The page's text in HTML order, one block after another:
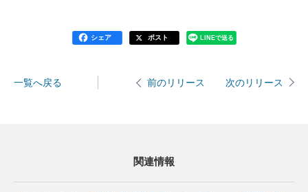
シェア ポスト LINEで送る
一覧へ戻る 前のリリース 次のリリース
関連情報